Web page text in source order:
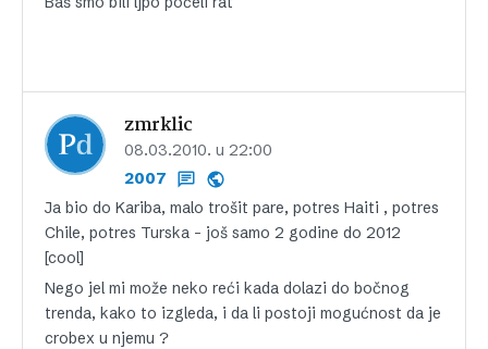
zmrklic
08.03.2010. u 22:00
2007
Ja bio do Kariba, malo trošit pare, potres Haiti , potres
Chile, potres Turska – još samo 2 godine do 2012
[cool]
Nego jel mi može neko reći kada dolazi do bočnog
trenda, kako to izgleda, i da li postoji mogućnost da je
crobex u njemu ?